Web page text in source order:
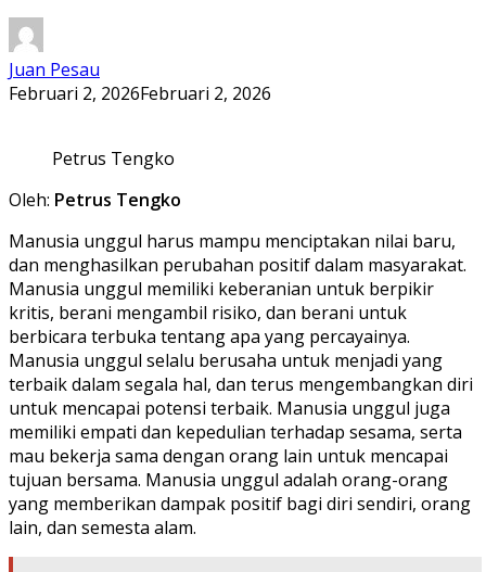
Juan Pesau
Februari 2, 2026Februari 2, 2026
Petrus Tengko
Oleh: Petrus Tengko
Manusia unggul harus mampu menciptakan nilai baru,
dan menghasilkan perubahan positif dalam masyarakat.
Manusia unggul memiliki keberanian untuk berpikir
kritis, berani mengambil risiko, dan berani untuk
berbicara terbuka tentang apa yang percayainya.
Manusia unggul selalu berusaha untuk menjadi yang
terbaik dalam segala hal, dan terus mengembangkan diri
untuk mencapai potensi terbaik. Manusia unggul juga
memiliki empati dan kepedulian terhadap sesama, serta
mau bekerja sama dengan orang lain untuk mencapai
tujuan bersama. Manusia unggul adalah orang-orang
yang memberikan dampak positif bagi diri sendiri, orang
lain, dan semesta alam.